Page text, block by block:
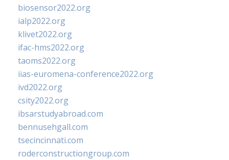
biosensor2022.org
ialp2022.org
klivet2022.org
ifac-hms2022.org
taoms2022.org
iias-euromena-conference2022.org
ivd2022.org
csity2022.org
ibsarstudyabroad.com
bennusehgall.com
tsecincinnati.com
roderconstructiongroup.com